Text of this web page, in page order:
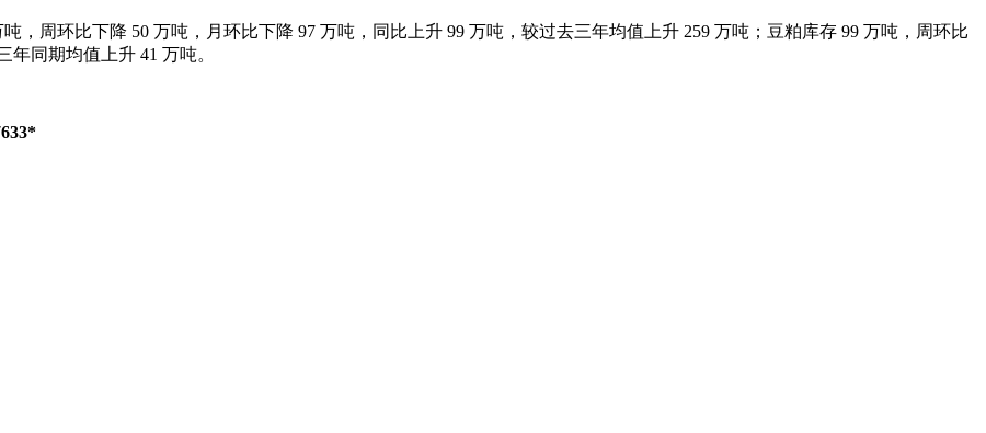
，周环比下降 50 万吨，月环比下降 97 万吨，同比上升 99 万吨，较过去三年均值上升 259 万吨；豆粕库存 99 万吨，周环比
同期均值上升 41 万吨。